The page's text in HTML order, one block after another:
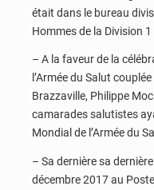
était dans le bureau
Hommes de la Division
– A la faveur de la
l’Armée du Salut
Brazzaville, Philippe
camarades salutistes
Mondial de l’Armée du
– Sa dernière sa
décembre 2017 au